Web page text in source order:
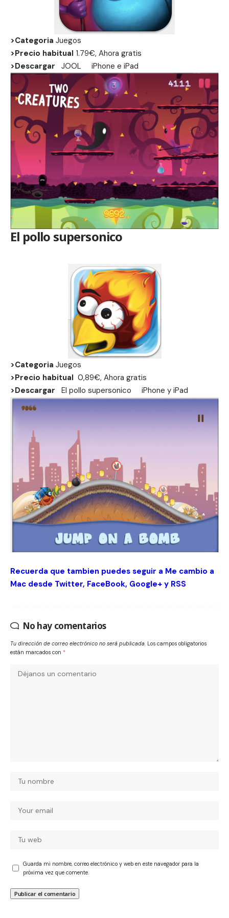
>Categoria Juegos
>Precio habitual 1.79€, Ahora gratis
>Descargar
JOOL iPhone e iPad
El pollo supersonico
>Categoria Juegos
>Precio habitual 0,89€, Ahora gratis
>Descargar
El pollo supersonico iPhone y iPad
Recuerda que tambien puedes seguir a Me cambio a
Mac desde Twitter, FaceBook, Google+ y RSS
No hay comentarios
Tu dirección de correo electrónico no será publicada. Los campos obligatorios
están marcados con *
Guarda mi nombre, correo electrónico y web en este navegador para la
próxima vez que comente.